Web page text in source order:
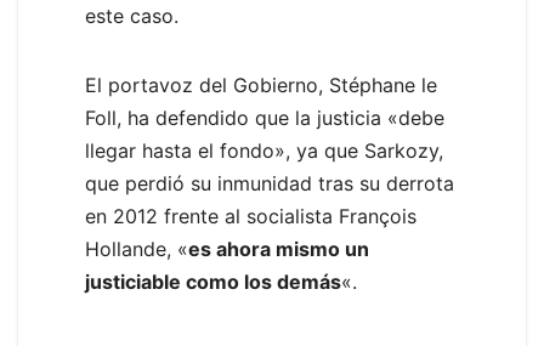
este caso.
El portavoz del Gobierno, Stéphane le
Foll, ha defendido que la justicia «debe
llegar hasta el fondo», ya que Sarkozy,
que perdió su inmunidad tras su derrota
en 2012 frente al socialista François
Hollande, «es ahora mismo un
justiciable como los demás«.